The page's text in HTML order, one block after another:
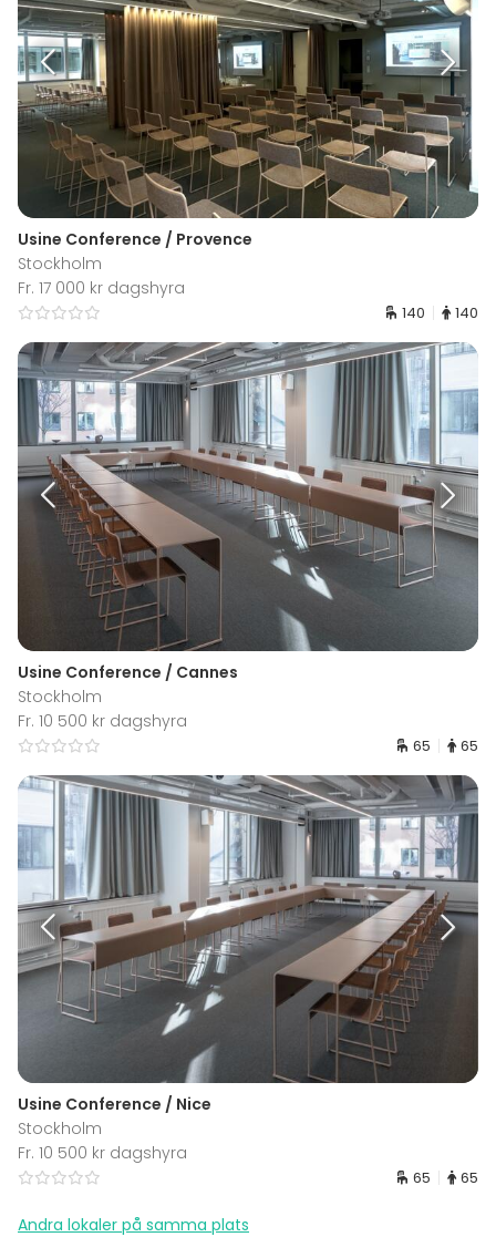
Usine Conference / Provence
Stockholm
Fr. 17 000 kr dagshyra
140 140
Usine Conference / Cannes
Stockholm
Fr. 10 500 kr dagshyra
65 65
Usine Conference / Nice
Stockholm
Fr. 10 500 kr dagshyra
65 65
Andra lokaler på samma plats